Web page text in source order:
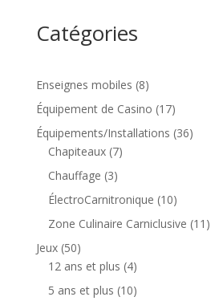
Catégories
Enseignes mobiles 88
produits
Équipement de Casino 1717
produits
Équipements/Installations 3636
Chapiteaux 77
Chauffage 33
produits
ÉlectroCarnitronique 1010
produits
Zone Culinaire Carniclusive 11 11
Jeux 5050
produits
12 ans et plus 44
produits
5 ans et plus 1010